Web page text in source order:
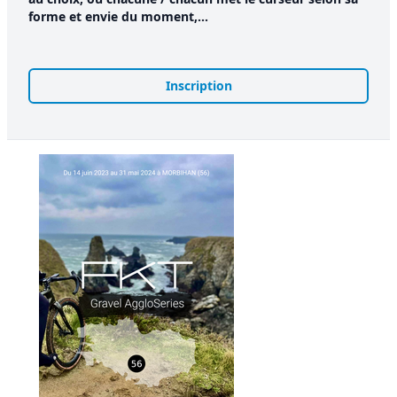
forme et envie du moment,...
Inscription